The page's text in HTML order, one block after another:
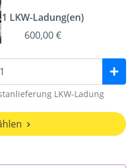
1 LKW-Ladung(en)
600,00 €
LKW-Ladung